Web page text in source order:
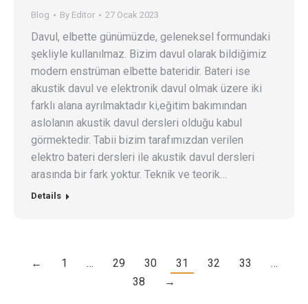
Blog By Editor 27 Ocak 2023
Davul, elbette günümüzde, geleneksel formundaki
şekliyle kullanılmaz. Bizim davul olarak bildiğimiz
modern enstrüman elbette bateridir. Bateri ise
akustik davul ve elektronik davul olmak üzere iki
farklı alana ayrılmaktadır ki,eğitim bakımından
aslolanın akustik davul dersleri olduğu kabul
görmektedir. Tabii bizim tarafımızdan verilen
elektro bateri dersleri ile akustik davul dersleri
arasında bir fark yoktur. Teknik ve teorik…
Details
← 1 … 29 30 31 32 33
…
38
→